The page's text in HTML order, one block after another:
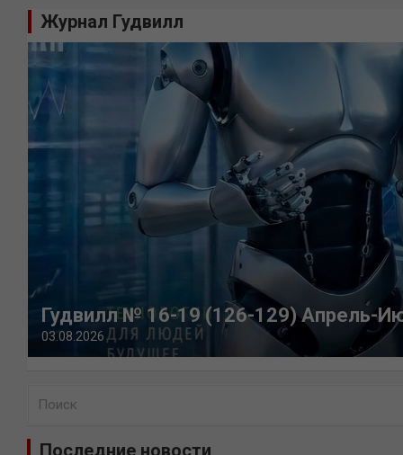
Журнал Гудвилл
Гудвилл № 16-19 (126-129) Апрель-
03.08.2026
Последние новости